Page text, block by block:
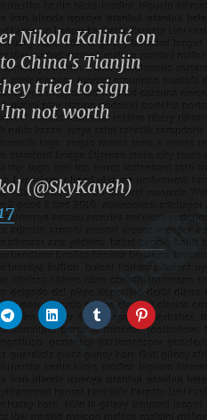
Nikola Kalinić on
China's Tianjin
tried to sign
not worth
(@SkyKaveh)